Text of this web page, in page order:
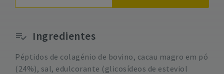
Ingredientes
Péptidos de colagénio de bovino, cacau magro em pó
(24%), sal, edulcorante (glicosídeos de esteviol